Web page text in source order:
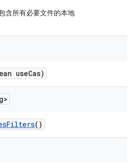
含所有必要文件的本地
useCas)
Filters()